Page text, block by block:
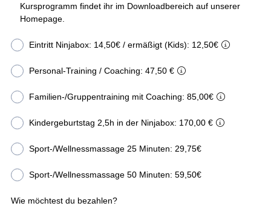
Kursprogramm findet ihr im Downloadbereich auf unserer
Homepage.
Eintritt Ninjabox: 14,50€ / ermäßigt (Kids): 12,50€
Personal-Training / Coaching: 47,50 €
Familien-/Gruppentraining mit Coaching: 85,00€
Kindergeburtstag 2,5h in der Ninjabox: 170,00 €
Sport-/Wellnessmassage 25 Minuten: 29,75€
Sport-/Wellnessmassage 50 Minuten: 59,50€
Wie möchtest du bezahlen?